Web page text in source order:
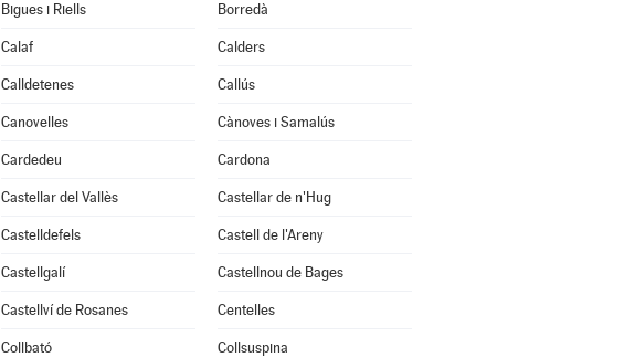
Bigues i Riells Borredà
Calaf Calders
Calldetenes Callús
Canovelles Cànoves i Samalús
Cardedeu Cardona
Castellar del Vallès Castellar de n'Hug
Castelldefels Castell de l'Areny
Castellgalí Castellnou de Bages
Castellví de Rosanes Centelles
Collbató Collsuspina